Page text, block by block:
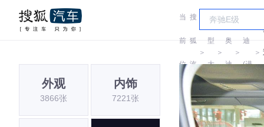
当
前
位
搜
狐
汽
车
＞
车
型
大
全
＞
奥
迪
＞
迪
(进
口)
＞
外观
3866张
内饰
7221张